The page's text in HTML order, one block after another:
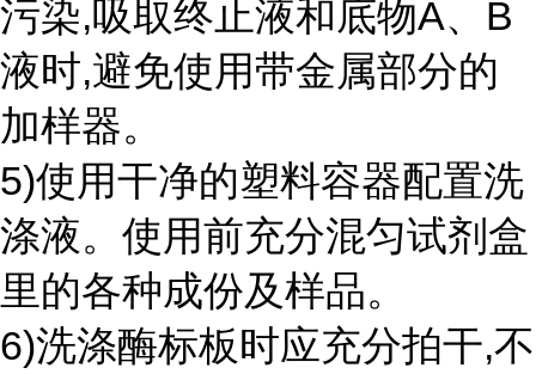
污染,吸取终止液和底物A、B
液时,避免使用带金属部分的
加样器。
5)使用干净的塑料容器配置洗
涤液。使用前充分混匀试剂盒
里的各种成份及样品。
6)洗涤酶标板时应充分拍干,不